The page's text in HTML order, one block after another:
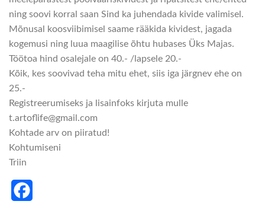
ning soovi korral saan Sind ka juhendada kivide valimisel.
Mõnusal koosviibimisel saame rääkida kividest, jagada
kogemusi ning luua maagilise õhtu hubases Üks Majas.
Töötoa hind osalejale on 40.- /lapsele 20.-
Kõik, kes soovivad teha mitu ehet, siis iga järgnev ehe on
25.-
Registreerumiseks ja lisainfoks kirjuta mulle
t.artoflife@gmail.com
Kohtade arv on piiratud!
Kohtumiseni
Triin